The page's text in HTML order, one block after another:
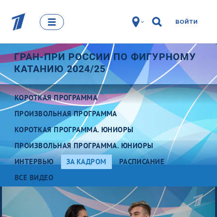
ВОЙТИ
ГРАН-ПРИ РОССИИ ПО ФИГУРНОМУ
КАТАНИЮ 2024/25
КОРОТКАЯ ПРОГРАММА
ПРОИЗВОЛЬНАЯ ПРОГРАММА
КОРОТКАЯ ПРОГРАММА. ЮНИОРЫ
ПРОИЗВОЛЬНАЯ ПРОГРАММА. ЮНИОРЫ
ИНТЕРВЬЮ
ЗА КАДРОМ
РАСПИСАНИЕ
ВСЕ ВИДЕО